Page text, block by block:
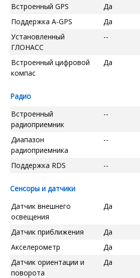
Встроенный GPS
Да
Поддержка A-GPS
Да
Установленный
ГЛОНАСС
--
Встроенный цифровой
компас
Да
Радио
Встроенный
радиоприемник
--
Диапазон
радиоприемника
--
Поддержка RDS --
Сенсоры и датчики
Датчик внешнего
освещения
Да
Датчик приближения Да
Акселерометр
Да
Датчик ориентации и
поворота
Да